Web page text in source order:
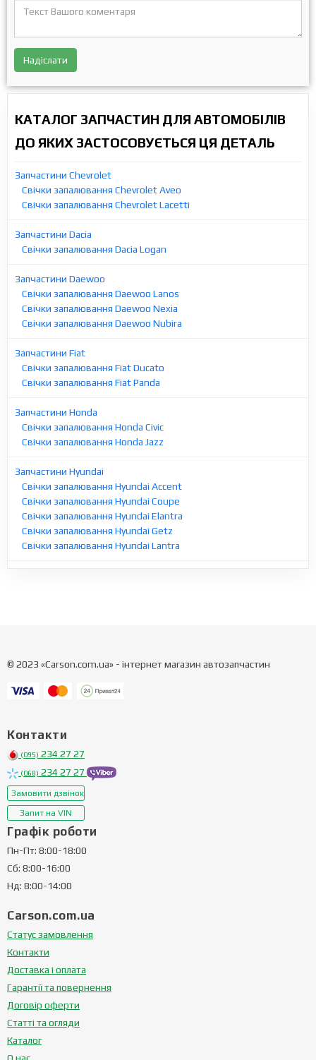
Надіслати
КАТАЛОГ ЗАПЧАСТИН ДЛЯ АВТОМОБІЛІВ
ДО ЯКИХ ЗАСТОСОВУЄТЬСЯ ЦЯ ДЕТАЛЬ
Запчастини Chevrolet
Свічки запалювання Chevrolet Aveo
Свічки запалювання Chevrolet Lacetti
Запчастини Dacia
Свічки запалювання Dacia Logan
Запчастини Daewoo
Свічки запалювання Daewoo Lanos
Свічки запалювання Daewoo Nexia
Свічки запалювання Daewoo Nubira
Запчастини Fiat
Свічки запалювання Fiat Ducato
Свічки запалювання Fiat Panda
Запчастини Honda
Свічки запалювання Honda Civic
Свічки запалювання Honda Jazz
Запчастини Hyundai
Свічки запалювання Hyundai Accent
Свічки запалювання Hyundai Coupe
Свічки запалювання Hyundai Elantra
Свічки запалювання Hyundai Getz
Свічки запалювання Hyundai Lantra
© 2023 «Carson.com.ua» - інтернет магазин автозапчастин
Контакти
(095) 234 27 27
(068) 234 27 27
Замовити дзвінок
Запит на VIN
Графік роботи
Пн-Пт: 8:00-18:00
Сб: 8:00-16:00
Нд: 8:00-14:00
Carson.com.ua
Статус замовлення
Контакти
Доставка і оплата
Гарантії та повернення
Договір оферти
Статті та огляди
Каталог